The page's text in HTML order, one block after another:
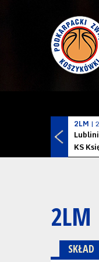
2LM |
KS
2LM
SKŁAD